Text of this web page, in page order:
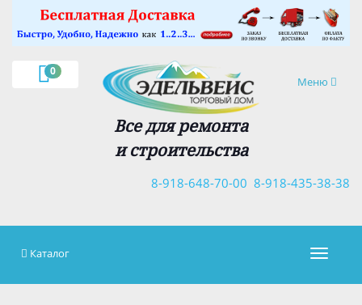
0
Навигация
Меню
Все для ремонта
и строительства
8-918-435-38-38
8-918-648-70-00
×
Каталог